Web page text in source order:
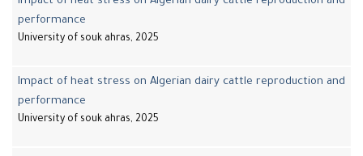
performance
University of souk ahras, 2025
Impact of heat stress on Algerian dairy cattle reproduction and
performance
University of souk ahras, 2025